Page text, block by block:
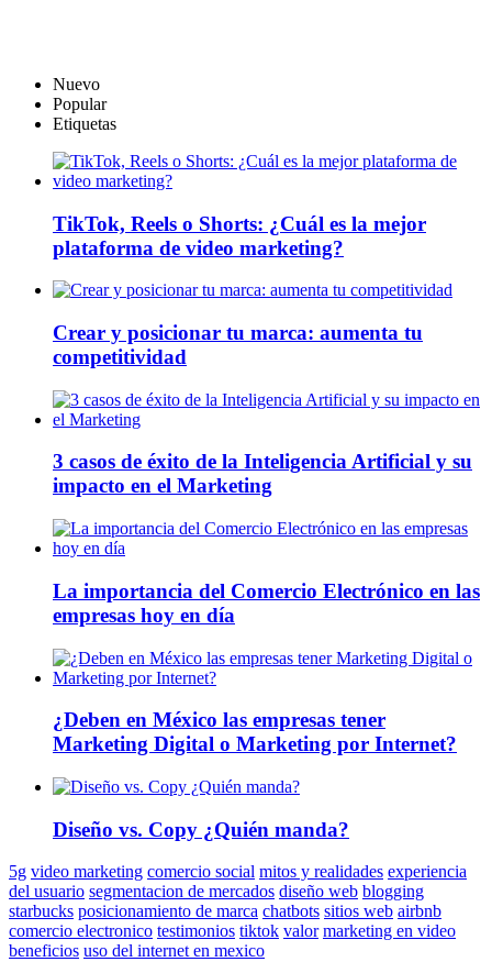
Nuevo
Popular
Etiquetas
TikTok, Reels o Shorts: ¿Cuál es la mejor
plataforma de video marketing?
Crear y posicionar tu marca: aumenta tu
competitividad
3 casos de éxito de la Inteligencia Artificial y su
impacto en el Marketing
La importancia del Comercio Electrónico en las
empresas hoy en día
¿Deben en México las empresas tener
Marketing Digital o Marketing por Internet?
Diseño vs. Copy ¿Quién manda?
5g video marketing comercio social mitos y realidades experiencia
del usuario segmentacion de mercados diseño web blogging
starbucks posicionamiento de marca chatbots sitios web airbnb
comercio electronico testimonios tiktok valor marketing en video
beneficios uso del internet en mexico